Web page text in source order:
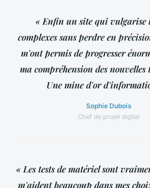
« Enfin un site qui vulgarise
complexes sans perdre en
m'ont permis de progresser
ma compréhension des nouvelles
Une mine d'or
Sophie Dubois
Chef de projet digital
« Les tests de matériel sont
m'aident beaucoup dans mes